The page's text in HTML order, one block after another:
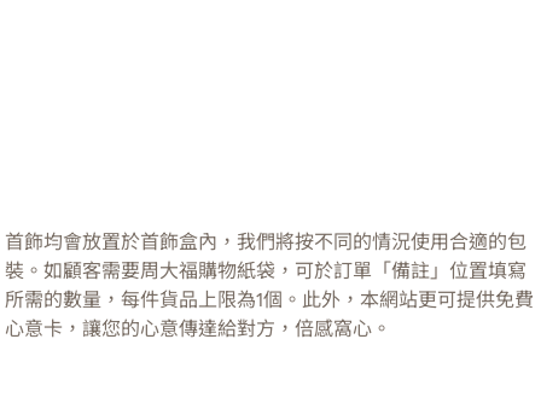
首飾均會放置於首飾盒內，我們將按不同的情況使用合適的包
裝。如顧客需要周大福購物紙袋，可於訂單「備註」位置填寫
所需的數量，每件貨品上限為1個。此外，本網站更可提供免費
心意卡，讓您的心意傳達給對方，倍感窩心。